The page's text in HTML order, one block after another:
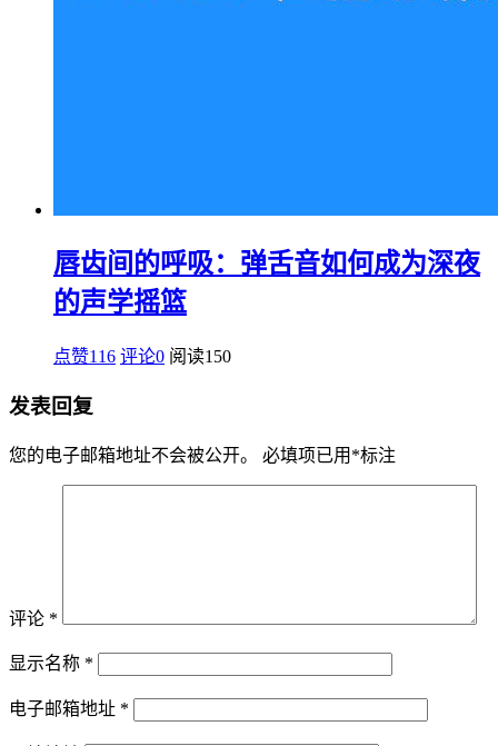
唇齿间的呼吸：弹舌音如何成为深夜
的声学摇篮
点赞116 评论0 阅读150
发表回复
您的电子邮箱地址不会被公开。 必填项已用 *标注
评论 *
显示名称 *
电子邮箱地址 *